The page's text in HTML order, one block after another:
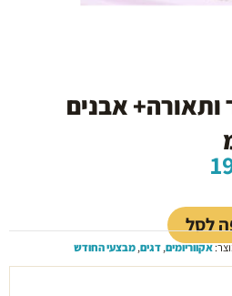
ותאורה+ אבנים
הוא:
199.00 ₪.
לסל
אקווריומים,דגים,מבצעי החודש